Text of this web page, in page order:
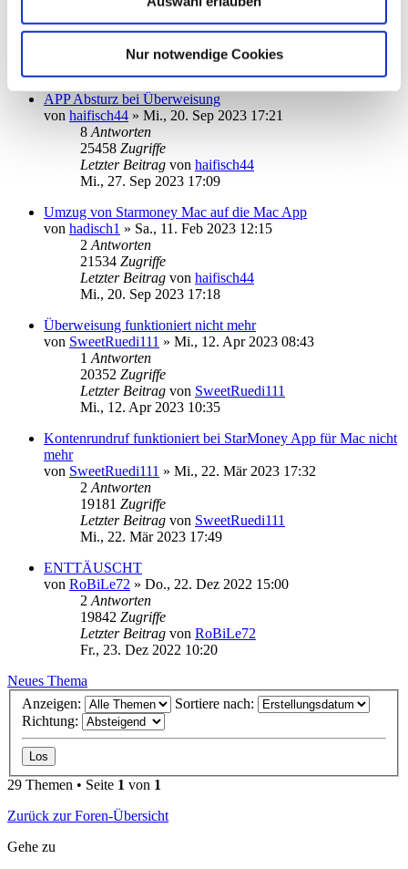
Nur notwendige Cookies
3Antworten
18410Zugriffe
Letzter Beitragvonebi_f
APP Absturz bei Überweisung
von haifisch44 » Mi., 20. Sep 2023 17:21
8 Antworten
25458 Zugriffe
Letzter Beitrag von haifisch44
Mi., 27. Sep 2023 17:09
Umzug von Starmoney Mac auf die Mac App
von hadisch1 » Sa., 11. Feb 2023 12:15
2 Antworten
21534 Zugriffe
Letzter Beitrag von haifisch44
Mi., 20. Sep 2023 17:18
Überweisung funktioniert nicht mehr
von SweetRuedi111 » Mi., 12. Apr 2023 08:43
1 Antworten
20352 Zugriffe
Letzter Beitrag von SweetRuedi111
Mi., 12. Apr 2023 10:35
Kontenrundruf funktioniert bei StarMoney App für Mac nicht
mehr
von SweetRuedi111 » Mi., 22. Mär 2023 17:32
2 Antworten
19181 Zugriffe
Letzter Beitrag von SweetRuedi111
Mi., 22. Mär 2023 17:49
ENTTÄUSCHT
von RoBiLe72 » Do., 22. Dez 2022 15:00
2 Antworten
19842 Zugriffe
Letzter Beitrag von RoBiLe72
Fr., 23. Dez 2022 10:20
Neues Thema
Anzeigen:
Sortiere nach:
Richtung:
29 Themen • Seite 1 von 1
Zurück zur Foren-Übersicht
Gehe zu